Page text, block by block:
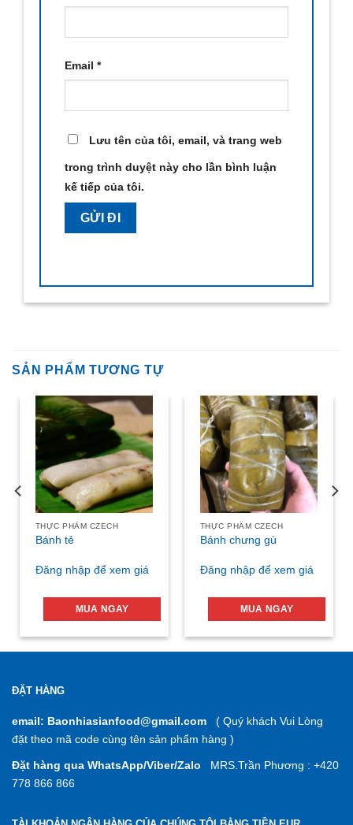
Email *
Lưu tên của tôi, email, và trang web
trong trình duyệt này cho lần bình luận
kế tiếp của tôi.
SẢN PHẨM TƯƠNG TỰ
THỰC PHẨM CZECH
Bánh tẻ
Đăng nhập để xem giá
MUA NGAY
THỰC PHẨM CZECH
Bánh chưng gù
Đăng nhập để xem giá
MUA NGAY
ĐẶT HÀNG
email: Baonhiasianfood@gmail.com ( Quý khách Vui Lòng
đặt theo mã code cùng tên sản phẩm hàng )
Đặt hàng qua WhatsApp/Viber/Zalo MRS.Trần Phương : +420
778 866 866